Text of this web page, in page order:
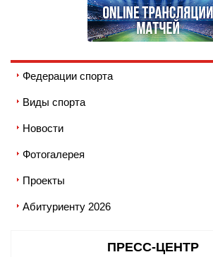
Федерации спорта
Виды спорта
Новости
Фотогалерея
Проекты
Абитуриенту 2026
ПРЕСС-ЦЕНТР